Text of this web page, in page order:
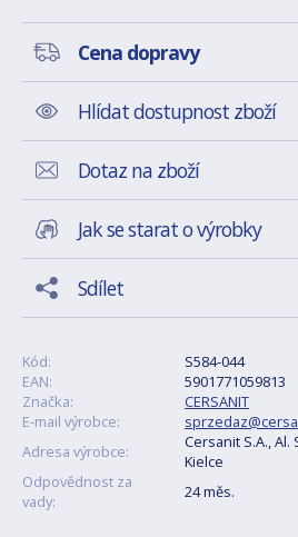
Cena dopravy
Hlídat dostupnost zboží
Dotaz na zboží
Jak se starat o výrobky
Sdílet
Kód:
S584-044
EAN:
5901771059813
Značka:
CERSANIT
E-mail výrobce:
Adresa výrobce:
Cersanit S.A., Al.
Kielce
Odpovědnost za
vady:
24 měs.